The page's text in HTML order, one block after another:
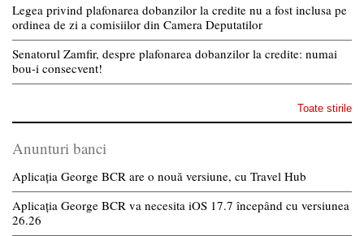
Legea privind plafonarea dobanzilor la credite nu a fost inclusa pe
ordinea de zi a comisiilor din Camera Deputatilor
Senatorul Zamfir, despre plafonarea dobanzilor la credite: numai
bou-i consecvent!
Toate stirile
Anunturi banci
Aplicația George BCR are o nouă versiune, cu Travel Hub
Aplicația George BCR va necesita iOS 17.7 începând cu versiunea
26.26